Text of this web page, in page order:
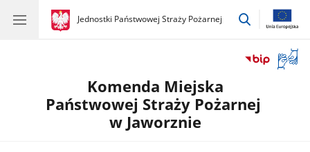
gov.pl
Jednostki Państwowej Straży Pożarnej
gov.pl
Jednostki
przejdź
okno
Komenda Miejska
Państwowej Straży Pożarnej
w Jaworznie